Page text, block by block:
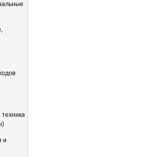
техника
и